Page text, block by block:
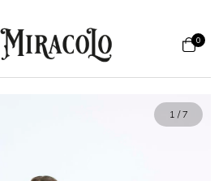
0
1 /7